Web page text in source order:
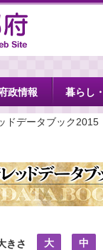
政情報 暮らし
ドデータブック2015
きさ 大 中